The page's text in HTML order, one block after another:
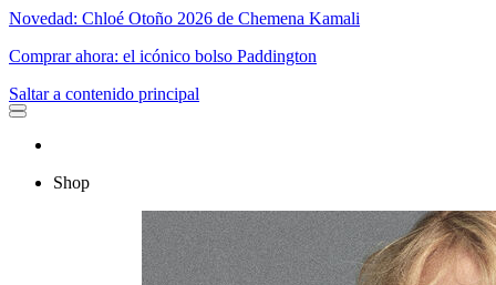
Novedad: Chloé Otoño 2026 de Chemena Kamali
Comprar ahora: el icónico bolso Paddington
Saltar a contenido principal
Shop